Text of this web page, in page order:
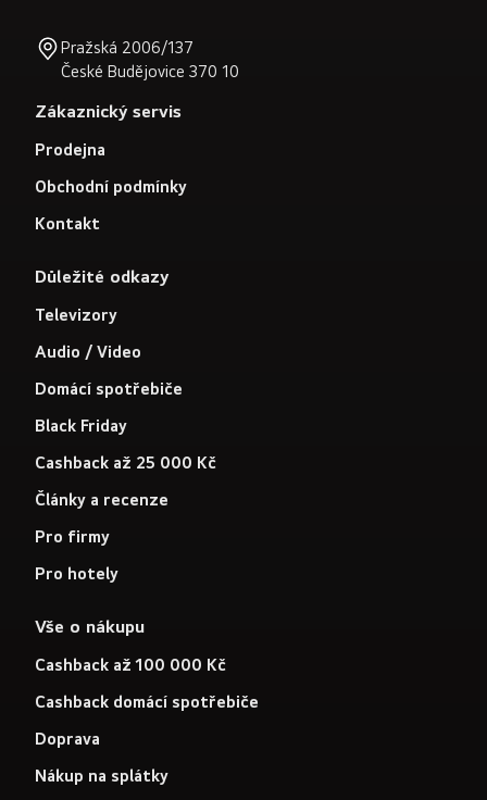
Pražská 2006/137
České Budějovice 370 10
Zákaznický servis
Prodejna
Obchodní podmínky
Kontakt
Důležité odkazy
Televizory
Audio / Video
Domácí spotřebiče
Black Friday
Cashback až 25 000 Kč
Články a recenze
Pro firmy
Pro hotely
Vše o nákupu
Cashback až 100 000 Kč
Cashback domácí spotřebiče
Doprava
Nákup na splátky